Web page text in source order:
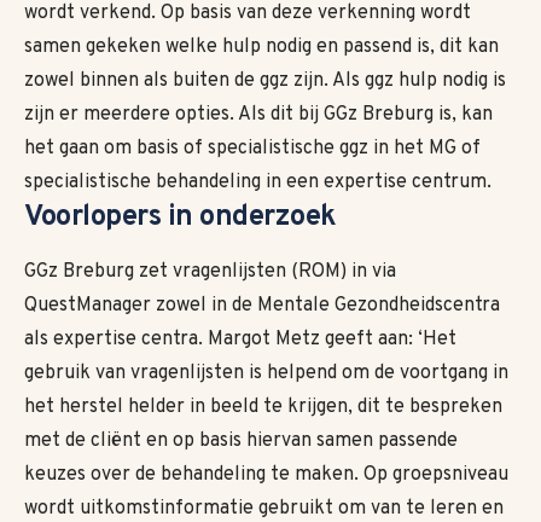
wordt verkend. Op basis van deze verkenning wordt
samen gekeken welke hulp nodig en passend is, dit kan
zowel binnen als buiten de ggz zijn. Als ggz hulp nodig is
zijn er meerdere opties. Als dit bij GGz Breburg is, kan
het gaan om basis of specialistische ggz in het MG of
specialistische behandeling in een expertise centrum.
Voorlopers in onderzoek
GGz Breburg zet vragenlijsten (ROM) in via
QuestManager zowel in de Mentale Gezondheidscentra
als expertise centra. Margot Metz geeft aan: ‘Het
gebruik van vragenlijsten is helpend om de voortgang in
het herstel helder in beeld te krijgen, dit te bespreken
met de cliënt en op basis hiervan samen passende
keuzes over de behandeling te maken. Op groepsniveau
wordt uitkomstinformatie gebruikt om van te leren en